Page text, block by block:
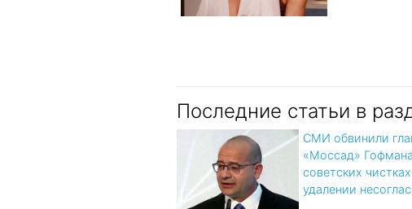
Последние статьи в
СМИ обвинили
«Моссад»
советских
удалении